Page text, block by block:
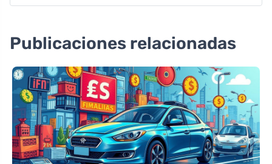
Publicaciones relacionadas